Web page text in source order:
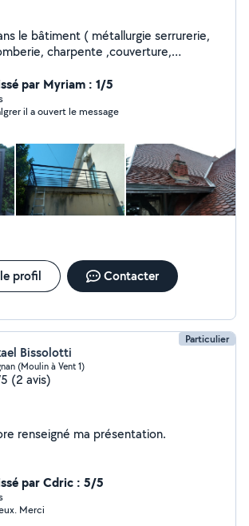
le bâtiment ( métallurgie serrurerie,
charpente ,couverture,
ni carrelage
par Myriam : 1/5
il a ouvert le message
profil Contacter
Particulier
Bissolotti
(Moulin à Vent 1)
(2 avis)
Je n'ai pas encore renseigné ma présentation.
par Cdric : 5/5
Merci